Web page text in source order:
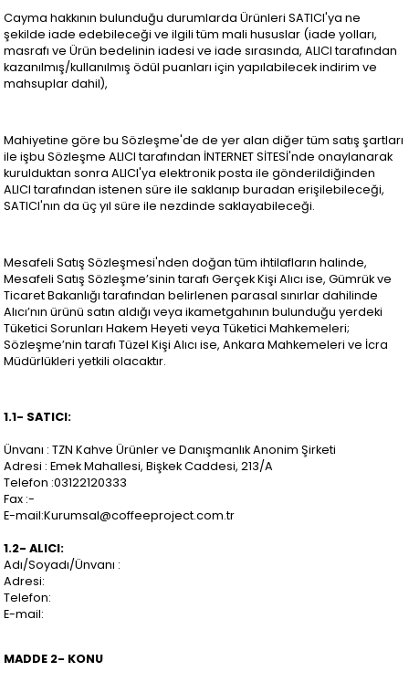
Cayma hakkının bulunduğu durumlarda Ürünleri SATICI'ya ne
şekilde iade edebileceği ve ilgili tüm mali hususlar (iade yolları,
masrafı ve Ürün bedelinin iadesi ve iade sırasında, ALICI tarafından
kazanılmış/kullanılmış ödül puanları için yapılabilecek indirim ve
mahsuplar dahil),
Mahiyetine göre bu Sözleşme'de de yer alan diğer tüm satış şartları
ile işbu Sözleşme ALICI tarafından İNTERNET SİTESİ'nde onaylanarak
kurulduktan sonra ALICI'ya elektronik posta ile gönderildiğinden
ALICI tarafından istenen süre ile saklanıp buradan erişilebileceği,
SATICI'nın da üç yıl süre ile nezdinde saklayabileceği.
Mesafeli Satış Sözleşmesi'nden doğan tüm ihtilafların halinde,
Mesafeli Satış Sözleşme’sinin tarafı Gerçek Kişi Alıcı ise, Gümrük ve
Ticaret Bakanlığı tarafından belirlenen parasal sınırlar dahilinde
Alıcı’nın ürünü satın aldığı veya ikametgahının bulunduğu yerdeki
Tüketici Sorunları Hakem Heyeti veya Tüketici Mahkemeleri;
Sözleşme’nin tarafı Tüzel Kişi Alıcı ise, Ankara Mahkemeleri ve İcra
Müdürlükleri yetkili olacaktır.
1.1- SATICI:
Ünvanı : TZN Kahve Ürünler ve Danışmanlık Anonim Şirketi
Adresi : Emek Mahallesi, Bişkek Caddesi, 213/A
Telefon :03122120333
Fax :-
E-mail:Kurumsal@coffeeproject.com.tr
1.2- ALICI:
Adı/Soyadı/Ünvanı :
Adresi:
Telefon:
E-mail:
MADDE 2- KONU